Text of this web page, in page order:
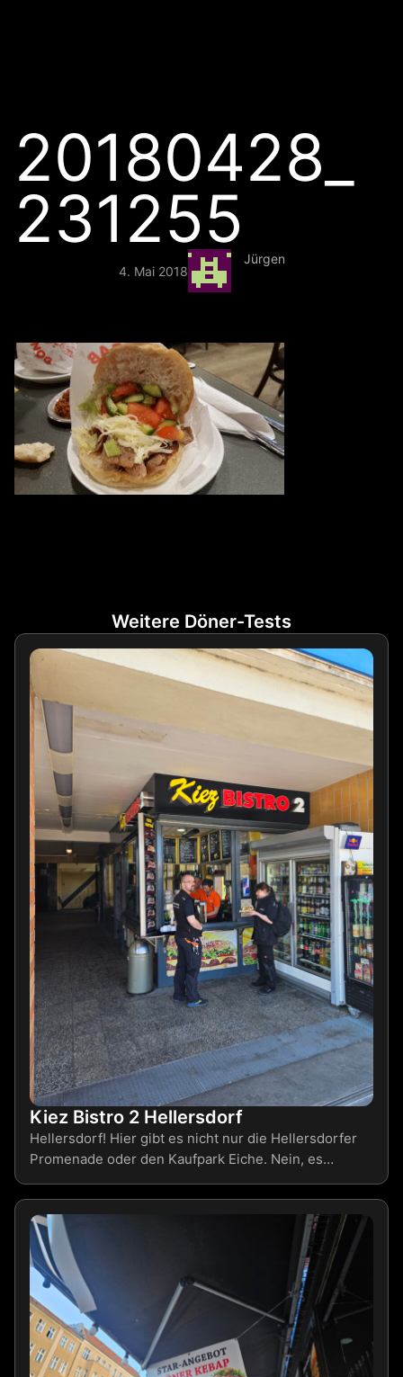
20180428_
231255
4. Mai 2018
Jürgen
Weitere Döner-Tests
Kiez Bistro 2 Hellersdorf
Hellersdorf! Hier gibt es nicht nur die Hellersdorfer
Promenade oder den Kaufpark Eiche. Nein, es…